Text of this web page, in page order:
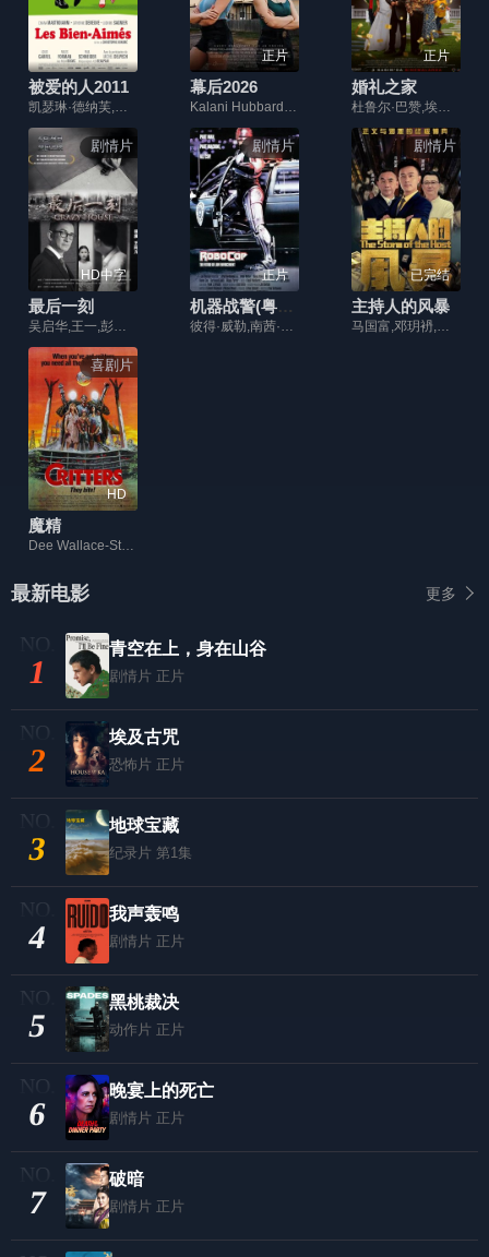
被爱的人2011
凯瑟琳·德纳芙,路易·加瑞尔,露德温·塞尼耶,米洛斯·福尔曼
正片
幕后2026
Kalani Hubbard,Jillian Lyle,Adam Paul Stone
正片
婚礼之家
杜鲁尔·巴赞,埃尔辛·科尔库特,伊南·乌拉斯·托伦
剧情片
HD中字
最后一刻
吴启华,王一,彭波,雁琪,刘俊峰,欧倩如,赵彦乔,严宸希,胡子玫
剧情片
正片
机器战警(粤语版)
彼得·威勒,南茜·艾伦,丹·奥赫里奇,罗尼·考克斯,柯特伍德·史密斯
剧情片
已完结
主持人的风暴
马国富,邓玥袇,徐一娢
喜剧片
HD
魔精
Dee Wallace-Stone,M. Emmet Walsh,Billy Green Bush
最新电影 更多
1
青空在上，身在山谷
剧情片 正片
2
埃及古咒
恐怖片 正片
3
地球宝藏
纪录片 第1集
4
我声轰鸣
剧情片 正片
5
黑桃裁决
动作片 正片
6
晚宴上的死亡
剧情片 正片
7
破暗
剧情片 正片